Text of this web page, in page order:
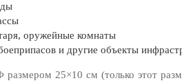
оружейные комнаты
и другие объекты
размером 25×10 см (только этот